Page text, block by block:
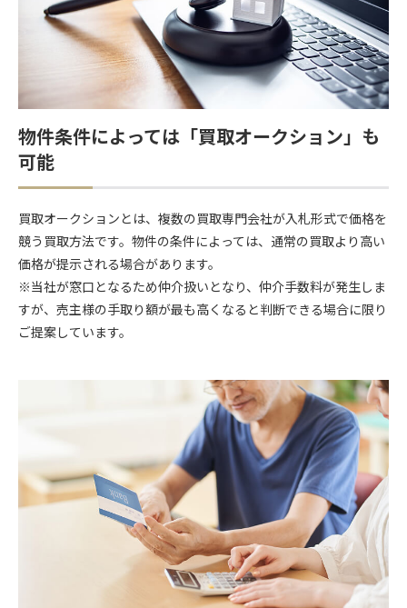
物件条件によっては「買取オークション」も
可能
買取オークションとは、複数の買取専門会社が入札形式で価格を
競う買取方法です。物件の条件によっては、通常の買取より高い
価格が提示される場合があります。
※当社が窓口となるため仲介扱いとなり、仲介手数料が発生しま
すが、売主様の手取り額が最も高くなると判断できる場合に限り
ご提案しています。